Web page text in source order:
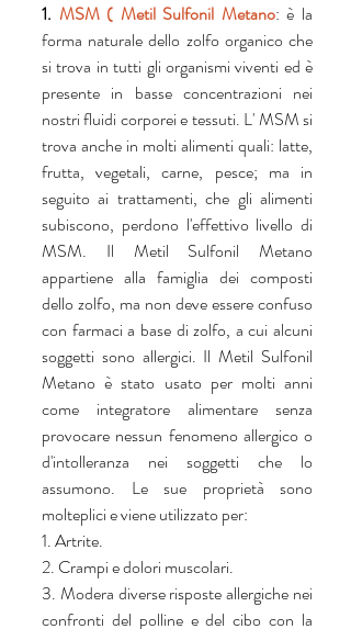
1. MSM ( Metil Sulfonil Metano: è la
forma naturale dello zolfo organico che
si trova in tutti gli organismi viventi ed è
presente in basse concentrazioni nei
nostri fluidi corporei e tessuti. L' MSM si
trova anche in molti alimenti quali: latte,
frutta, vegetali, carne, pesce; ma in
seguito ai trattamenti, che gli alimenti
subiscono, perdono l'effettivo livello di
MSM. Il Metil Sulfonil Metano
appartiene alla famiglia dei composti
dello zolfo, ma non deve essere confuso
con farmaci a base di zolfo, a cui alcuni
soggetti sono allergici. Il Metil Sulfonil
Metano è stato usato per molti anni
come integratore alimentare senza
provocare nessun fenomeno allergico o
d'intolleranza nei soggetti che lo
assumono. Le sue proprietà sono
molteplici e viene utilizzato per:
1. Artrite.
2. Crampi e dolori muscolari.
3. Modera diverse risposte allergiche nei
confronti del polline e del cibo con la